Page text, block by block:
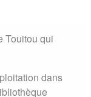
Touitou qui
dans